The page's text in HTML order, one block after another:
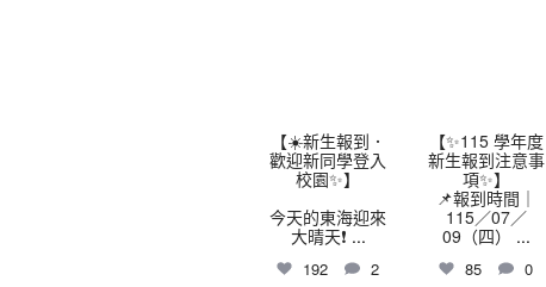
【☀️新生報到．
歡迎新同學登入
校園✨】
今天的東海迎來
大晴天❗ ...
192 2
【✨115 學年度
新生報到注意事
項✨】
📌報到時間｜
115／07／
09（四）
...
85 0